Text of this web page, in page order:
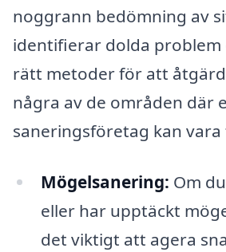
noggrann bedömning av
identifierar dolda
rätt metoder för att
några av de områden där
saneringsföretag kan
Mögelsanering: Om
eller har upptäckt
det viktigt att agera